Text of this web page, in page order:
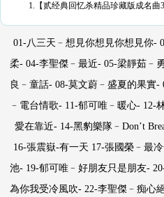
1.【贰经典回忆杀精品珍藏版成名曲
01-八三天﹣想見你想見你想見你-
柔- 04-李聖傑﹣最近- 05-梁靜茹﹣
良﹣童話- 08-莫文蔚﹣盛夏的果實
﹣電台情歌- 11-郁可唯﹣暖心- 12-
愛在靠近- 14-黑豹樂隊﹣Don’t
16-張震嶽-有一天 17-張國榮﹣最
池- 19-郁可唯﹣好朋友只是朋友-
為你我受冷風吹- 22-李聖傑﹣痴心